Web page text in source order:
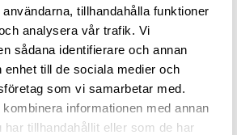
tillhandahålla funktioner
analysera vår trafik. Vi
sådana identifierare och annan
enhet till de sociala medier och
som vi samarbetar med.
informationen med annan
har tillhandahållit eller som de har
jpeg
5E04-4756-AC20-
NER MEDIA